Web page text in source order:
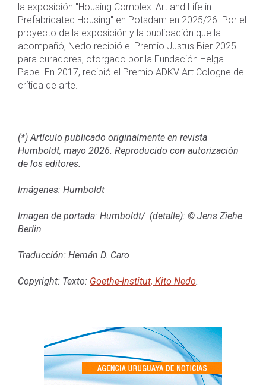
la exposición "Housing Complex: Art and Life in
Prefabricated Housing" en Potsdam en 2025/26. Por el
proyecto de la exposición y la publicación que la
acompañó, Nedo recibió el Premio Justus Bier 2025
para curadores, otorgado por la Fundación Helga
Pape. En 2017, recibió el Premio ADKV Art Cologne de
crítica de arte.
(*) Artículo publicado originalmente en revista
Humboldt, mayo 2026. Reproducido con autorización
de los editores.
Imágenes: Humboldt
Imagen de portada: Humboldt/ (detalle): © Jens Ziehe
Berlin
Traducción: Hernán D. Caro
Copyright: Texto: Goethe-Institut, Kito Nedo.